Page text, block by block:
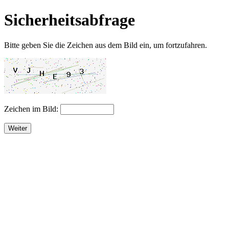
Sicherheitsabfrage
Bitte geben Sie die Zeichen aus dem Bild ein, um fortzufahren.
Zeichen im Bild:
Weiter